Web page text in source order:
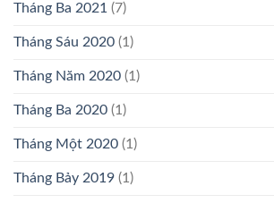
Tháng Ba 2021 (7)
Tháng Sáu 2020 (1)
Tháng Năm 2020 (1)
Tháng Ba 2020 (1)
Tháng Một 2020 (1)
Tháng Bảy 2019 (1)